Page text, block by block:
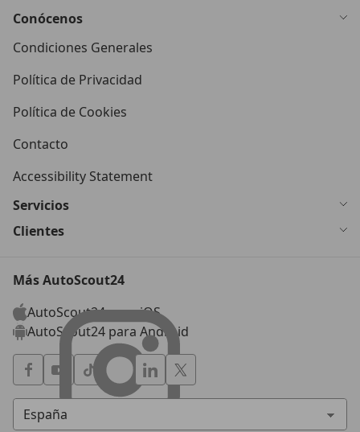
Conócenos
Condiciones Generales
Política de Privacidad
Política de Cookies
Contacto
Accessibility Statement
Servicios
Clientes
Más AutoScout24
AutoScout24 para iOS
AutoScout24 para Android